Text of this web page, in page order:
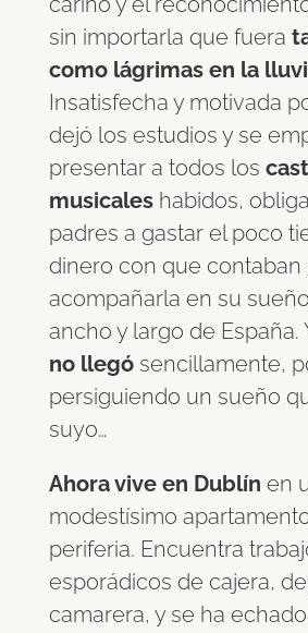
sin importarla que fuera
como lágrimas en la
Insatisfecha y motivada
dejó los estudios y se
presentar a todos los
musicaleshabidos,
padres a gastar el poco
dinero con que contaban
acompañarla en su
ancho y largo de España.
no llegósencillamente,
persiguiendo un sueño
suyo…
Ahora vive en Dublín en
modestísimo
periferia. Encuentra
esporádicos de cajera,
camarera, y se ha